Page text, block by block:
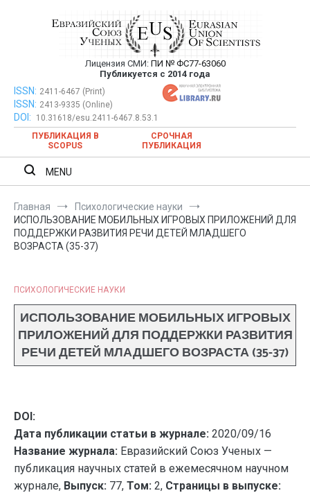
Евразийский Союз Ученых —
публикация научных статей в
ежемесячном научном журнале
Лицензия СМИ: ПИ № ФС77-63060
Публикуется с 2014 года
Евразийский Союз Ученых — публикация научных статей в
ежемесячном научном журнале
ISSN: 2411-6467 (Print)
ISSN: 2413-9335 (Online)
DOI:
10.31618/esu.2411-6467.8.53.1
ПУБЛИКАЦИЯ В
SCOPUS
СРОЧНАЯ
ПУБЛИКАЦИЯ
MENU
Главная
Психологические науки
ИСПОЛЬЗОВАНИЕ МОБИЛЬНЫХ ИГРОВЫХ ПРИЛОЖЕНИЙ ДЛЯ
ПОДДЕРЖКИ РАЗВИТИЯ РЕЧИ ДЕТЕЙ МЛАДШЕГО
ВОЗРАСТА (35-37)
ПСИХОЛОГИЧЕСКИЕ НАУКИ
ИСПОЛЬЗОВАНИЕ МОБИЛЬНЫХ ИГРОВЫХ
ПРИЛОЖЕНИЙ ДЛЯ ПОДДЕРЖКИ РАЗВИТИЯ
РЕЧИ ДЕТЕЙ МЛАДШЕГО ВОЗРАСТА (35-37)
DOI:
Дата публикации статьи в журнале: 2020/09/16
Название журнала: Евразийский Союз Ученых —
публикация научных статей в ежемесячном научном
журнале, Выпуск: 77, Том: 2, Страницы в выпуске: